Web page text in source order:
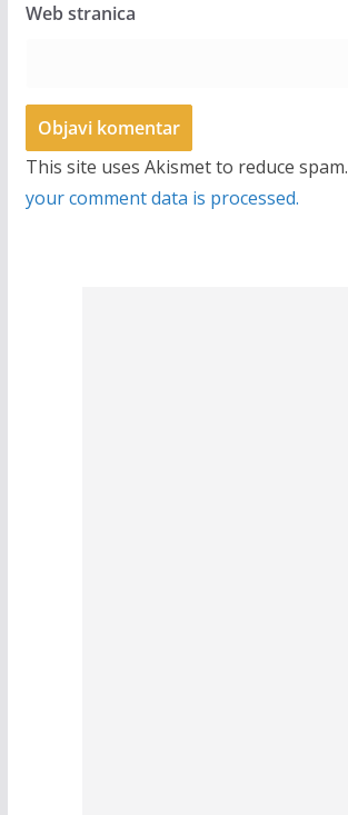
Web stranica
This site uses Akismet to reduce spam.
your comment data is processed.